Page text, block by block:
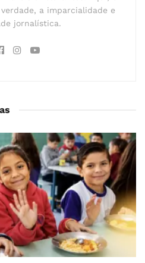
a imparcialidade e
jornalística.